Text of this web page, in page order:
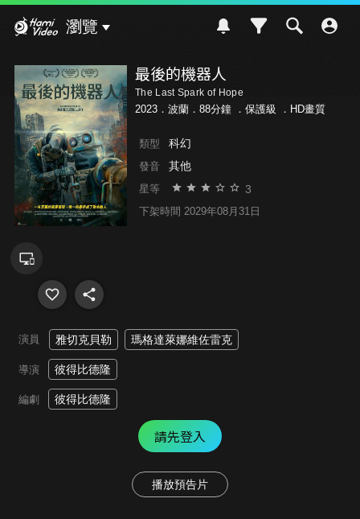
瀏覽
最後的機器人
The Last Spark of Hope
2023．波蘭．88分鐘 ． 保護級 ．HD畫質
類型 科幻
發音 其他
星等 3
下架時間 2029年08月31日
演員 雅切克貝勒 瑪格達萊娜維佐雷克
導演 彼得比德隆
編劇 彼得比德隆
請先登入
播放預告片